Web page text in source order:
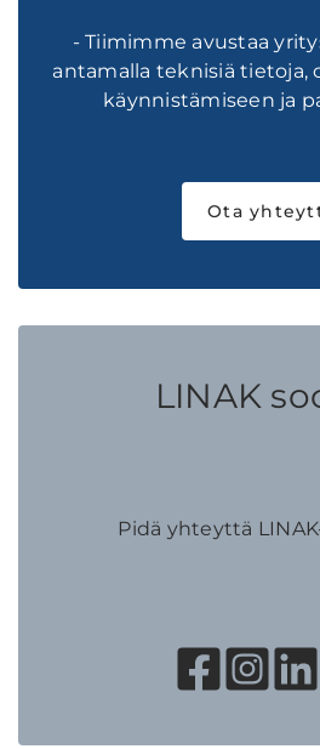
- Tiimimme avustaa
antamalla teknisiä tietoja,
käynnistämiseen ja
Ota
LINAK
Pidä yhteyttä